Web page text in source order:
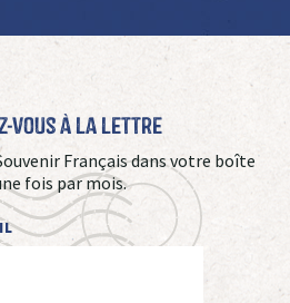
vous à La Lettre
Français dans votre boîte
fois par mois.